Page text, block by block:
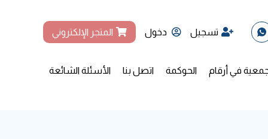
تسجيل دخول المتجر الإلكتروني
في أرقام الحوكمة اتصل بنا الأسئلة الشائعة